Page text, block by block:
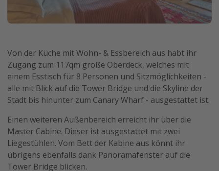
Von der Küche mit Wohn- & Essbereich aus habt ihr
Zugang zum 117qm große Oberdeck, welches mit
einem Esstisch für 8 Personen und Sitzmöglichkeiten -
alle mit Blick auf die Tower Bridge und die Skyline der
Stadt bis hinunter zum Canary Wharf - ausgestattet ist.
Einen weiteren Außenbereich erreicht ihr über die
Master Cabine. Dieser ist ausgestattet mit zwei
Liegestühlen. Vom Bett der Kabine aus könnt ihr
übrigens ebenfalls dank Panoramafenster auf die
Tower Bridge blicken.